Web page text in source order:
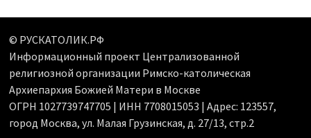
© РУСКАТОЛИК.РФ
Информационный проект Централизованной
религиозной организации Римско-католическая
Архиепархия Божией Матери в Москве
ОГРН 1027739747705 | ИНН 7708015053 | Адрес: 123557,
город Москва, ул. Малая Грузинская, д. 27/13, стр.2